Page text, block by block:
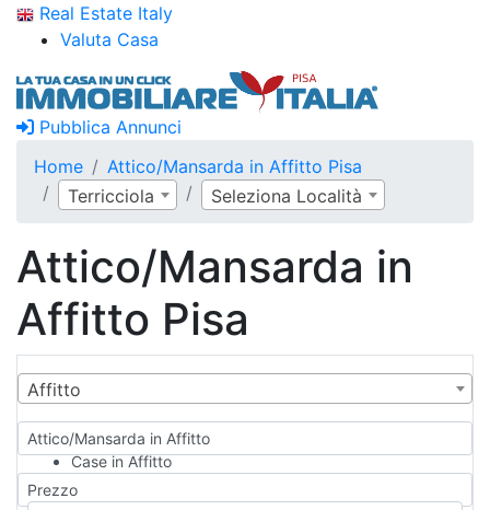
Real Estate Italy
Valuta Casa
Pubblica Annunci
Home
Attico/Mansarda in Affitto Pisa
Terricciola
Seleziona Località
Attico/Mansarda in
Affitto Pisa
Affitto
Attico/Mansarda in Affitto
Case in Affitto
Qualsiasi
Prezzo